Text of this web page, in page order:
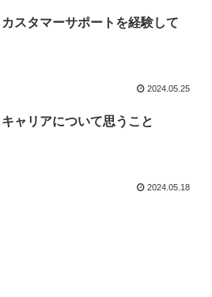
カスタマーサポートを経験して
2024.05.25
キャリアについて思うこと
2024.05.18